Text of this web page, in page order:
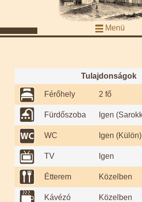
Menü
Tulajdonságok
Férőhely 2 fő
Fürdőszoba Igen
WC Igen (Külön)
TV Igen
Étterem Közelben
Kávézó Közelben